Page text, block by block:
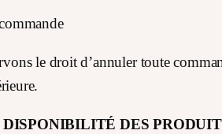
le droit d’annuler toute
DES